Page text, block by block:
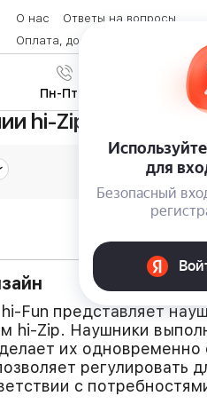
О нас
Ответы на вопросы
Оплата, доставка и возврат
8 (800) 600-28-07
Пн-Пт с 9:00 до 19:00
hi-Zip
Fun представляет
hi-Zip. Наушники
их одновременно
регулировать
с